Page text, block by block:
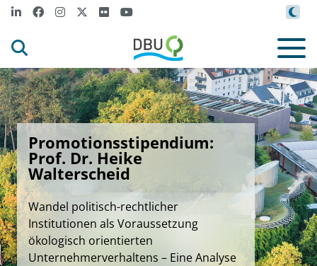
Promotionsstipendium:
Prof. Dr. Heike
Walterscheid
Wandel politisch-rechtlicher
Institutionen als Voraussetzung
ökologisch orientierten
Unternehmerverhaltens – Eine Analyse